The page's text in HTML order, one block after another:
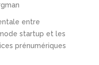
entre
startup et les
prénumériques